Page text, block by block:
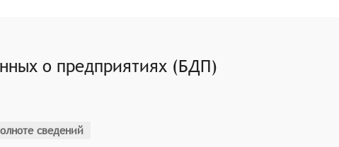
и сокращает время на её получение.
о предприятиях, чтобы информация была актуальной
о предприятиях (БДП)
сведений